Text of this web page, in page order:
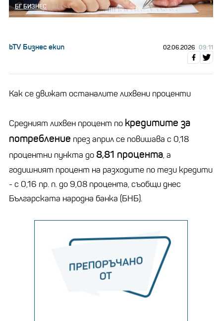
БГ БИЗНЕС
bTV Бизнес екип 02.06.2026 09:11
Как се движат останалите лихвени проценти
Средният лихвен процент по кредитите за
потребление през април се повишава с 0,18
процентни пункта до 8,81 процента, а
годишният процент на разходите по тези кредити
- с 0,16 пр. п. до 9,08 процента, съобщи днес
Българската народна банка (БНБ).